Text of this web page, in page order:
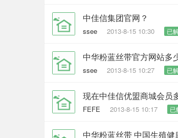
中佳信集团官网？
ssee 2013-8-15 10:30 已
中华粉蓝丝带官方网站多
ssee 2013-8-15 10:27 已
现在中佳信优盟商城会员
FEFE 2013-8-15 10:17 已
中华粉蓝丝带 中国生殖健